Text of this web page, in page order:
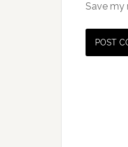
Save my